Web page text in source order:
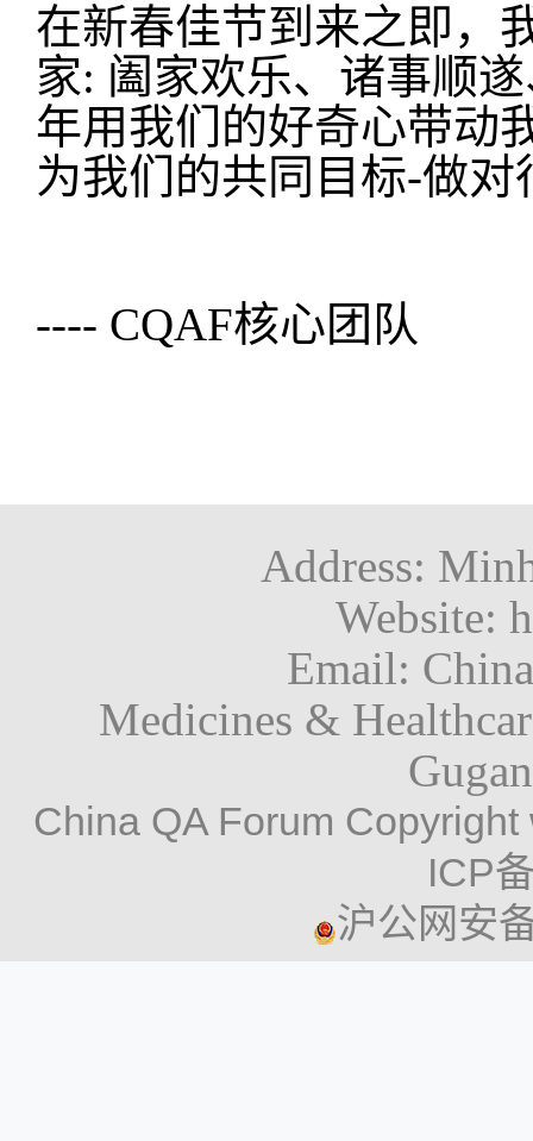
在新春佳节到来之即，
家: 阖家欢乐、诸事顺
年用我们的好奇心带动
为我们的共同目标-做
---- CQAF核心团队
Address:
Website:
Email:
Medicines &
China QA Forum
ICP
沪公网安